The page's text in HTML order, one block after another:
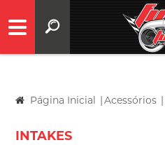
Página Inicial |Acessórios |
INTAKES